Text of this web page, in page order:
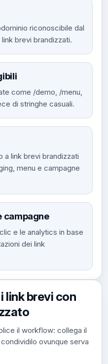
riconoscibile dal
brevi brandizzati.
come /demo, /menu,
di stringhe casuali.
a link brevi brandizzati
menu e campagne
campagne
e le analytics in base
dei link
link brevi con
il workflow: collega il
ovunque serva